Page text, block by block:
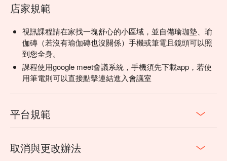
店家規範
視訊課程請在家找一塊舒心的小區域，並自備瑜珈墊、瑜
伽磚（若沒有瑜伽磚也沒關係）手機或筆電且鏡頭可以照
到您全身。
課程使用google meet會議系統，手機須先下載app，若使
用筆電則可以直接點擊連結進入會議室
平台規範
取消與更改辦法